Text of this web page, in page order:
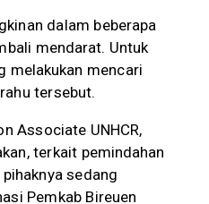
dalam beberapa
mendarat. Untuk
melakukan mencari
tersebut.
Associate UNHCR,
terkait pemindahan
sedang
Pemkab Bireuen